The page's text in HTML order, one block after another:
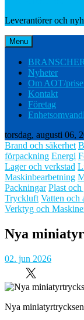
Leverantörer och
Menu
BRANSCHER
Nyheter
Om AOT/
Kontakt
Företag
torsdag, augusti 06,
Brand och säkerhet
förpackning Energi
Lager och verkstad
Maskinbearbetning
Packningar Plast
Tryckluft Vatten och
Verktyg och
Nya
02. jun 2026
Nya